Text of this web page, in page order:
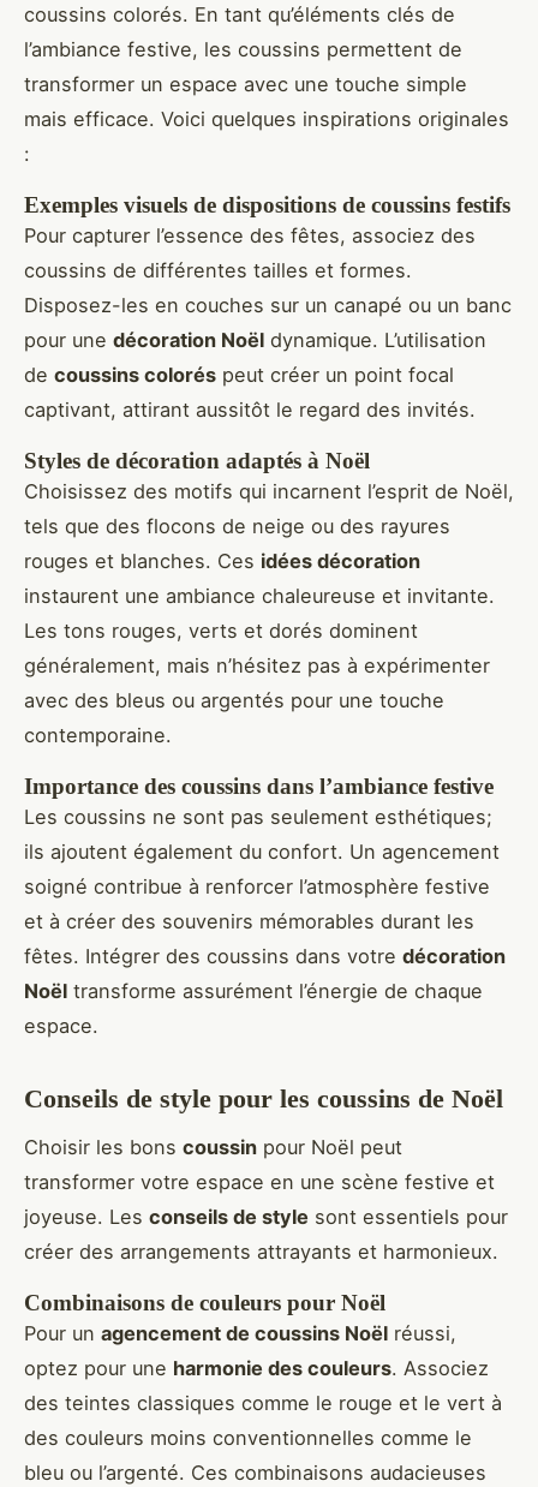
coussins colorés. En tant qu’éléments clés de
l’ambiance festive, les coussins permettent de
transformer un espace avec une touche simple
mais efficace. Voici quelques inspirations originales
:
Exemples visuels de dispositions de coussins festifs
Pour capturer l’essence des fêtes, associez des
coussins de différentes tailles et formes.
Disposez-les en couches sur un canapé ou un banc
pour une décoration Noël dynamique. L’utilisation
de coussins colorés peut créer un point focal
captivant, attirant aussitôt le regard des invités.
Styles de décoration adaptés à Noël
Choisissez des motifs qui incarnent l’esprit de Noël,
tels que des flocons de neige ou des rayures
rouges et blanches. Ces idées décoration
instaurent une ambiance chaleureuse et invitante.
Les tons rouges, verts et dorés dominent
généralement, mais n’hésitez pas à expérimenter
avec des bleus ou argentés pour une touche
contemporaine.
Importance des coussins dans l’ambiance festive
Les coussins ne sont pas seulement esthétiques;
ils ajoutent également du confort. Un agencement
soigné contribue à renforcer l’atmosphère festive
et à créer des souvenirs mémorables durant les
fêtes. Intégrer des coussins dans votre décoration
Noël transforme assurément l’énergie de chaque
espace.
Conseils de style pour les coussins de Noël
Choisir les bons coussin pour Noël peut
transformer votre espace en une scène festive et
joyeuse. Les conseils de style sont essentiels pour
créer des arrangements attrayants et harmonieux.
Combinaisons de couleurs pour Noël
Pour un agencement de coussins Noël réussi,
optez pour une harmonie des couleurs. Associez
des teintes classiques comme le rouge et le vert à
des couleurs moins conventionnelles comme le
bleu ou l’argenté. Ces combinaisons audacieuses